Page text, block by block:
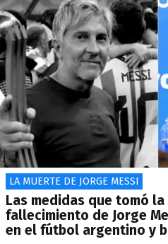
LA MUERTE DE JORGE MESSI
Las medidas que tomó la
fallecimiento de Jorge
en el fútbol argentino y